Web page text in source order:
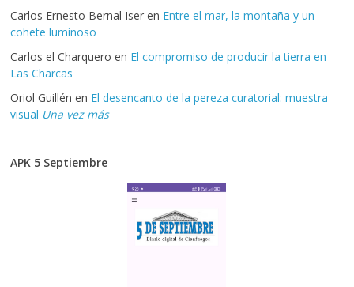
Carlos Ernesto Bernal Iser en Entre el mar, la montaña y un
cohete luminoso
Carlos el Charquero en El compromiso de producir la tierra en
Las Charcas
Oriol Guillén en El desencanto de la pereza curatorial: muestra
visual Una vez más
APK 5 Septiembre